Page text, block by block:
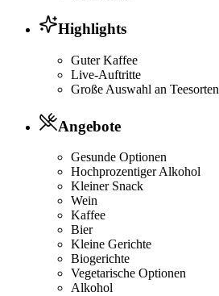
Highlights
Guter Kaffee
Live-Auftritte
Große Auswahl an Teesorten
Angebote
Gesunde Optionen
Hochprozentiger Alkohol
Kleiner Snack
Wein
Kaffee
Bier
Kleine Gerichte
Biogerichte
Vegetarische Optionen
Alkohol